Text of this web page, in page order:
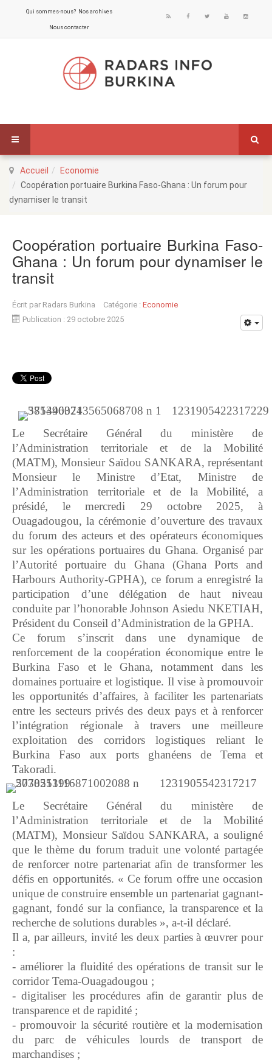
Qui sommes-nous? Nos archives
Nous contacter
Accueil
Economie
Coopération portuaire Burkina Faso-Ghana : Un forum pour
dynamiser le transit
Coopération portuaire Burkina Faso-
Ghana : Un forum pour dynamiser le
transit
Écrit par Radars Burkina Catégorie : Economie
Publication : 29 octobre 2025
Le Secrétaire Général du ministère de
l’Administration territoriale et de la Mobilité
(MATM), Monsieur Saïdou SANKARA, représentant
Monsieur le Ministre d’Etat, Ministre de
l’Administration territoriale et de la Mobilité, a
présidé, le mercredi 29 octobre 2025, à
Ouagadougou, la cérémonie d’ouverture des travaux
du forum des acteurs et des opérateurs économiques
sur les opérations portuaires du Ghana. Organisé par
l’Autorité portuaire du Ghana (Ghana Ports and
Harbours Authority-GPHA), ce forum a enregistré la
participation d’une délégation de haut niveau
conduite par l’honorable Johnson Asiedu NKETIAH,
Président du Conseil d’Administration de la GPHA.
Ce forum s’inscrit dans une dynamique de
renforcement de la coopération économique entre le
Burkina Faso et le Ghana, notamment dans les
domaines portuaire et logistique. Il vise à promouvoir
les opportunités d’affaires, à faciliter les partenariats
entre les secteurs privés des deux pays et à renforcer
l’intégration régionale à travers une meilleure
exploitation des corridors logistiques reliant le
Burkina Faso aux ports ghanéens de Tema et
Takoradi.
Le Secrétaire Général du ministère de
l’Administration territoriale et de la Mobilité
(MATM), Monsieur Saïdou SANKARA, a souligné
que le thème du forum traduit une volonté partagée
de renforcer notre partenariat afin de transformer les
défis en opportunités. « Ce forum offre une occasion
unique de construire ensemble un partenariat gagnant-
gagnant, fondé sur la confiance, la transparence et la
recherche de solutions durables », a-t-il déclaré.
Il a, par ailleurs, invité les deux parties à œuvrer pour
:
- améliorer la fluidité des opérations de transit sur le
corridor Tema-Ouagadougou ;
- digitaliser les procédures afin de garantir plus de
transparence et de rapidité ;
- promouvoir la sécurité routière et la modernisation
du parc de véhicules lourds de transport de
marchandises ;